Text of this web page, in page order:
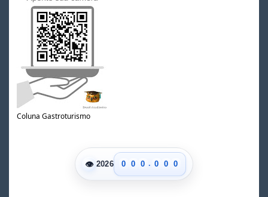
Coluna Gastroturismo
👁 2026
0
1
0
1
0
1
. 0
1
0
1
0
1